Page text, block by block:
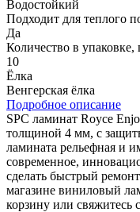
Водостойкий
Подходит для теплого
Да
Количество в упаковке,
10
Ёлка
Венгерская ёлка
Подробное описание
SPC ламинат Royce
толщиной 4 мм, с
ламината рельефная и
современное,
сделать быстрый
магазине виниловый
корзину или